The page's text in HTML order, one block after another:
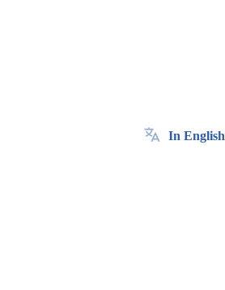
In English